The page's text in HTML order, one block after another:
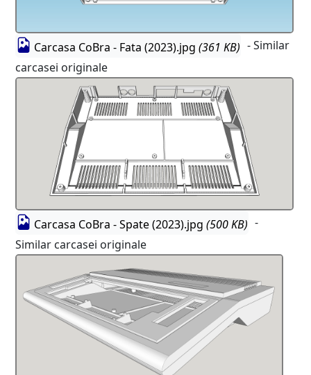
Carcasa CoBra - Fata (2023).jpg (361 KB) - Similar
carcasei originale
Carcasa CoBra - Spate (2023).jpg (500 KB) -
Similar carcasei originale